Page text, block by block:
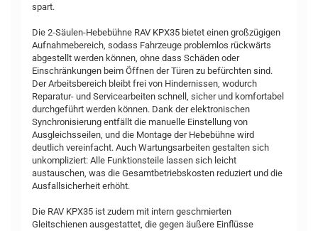
spart.
Die 2-Säulen-Hebebühne RAV KPX35 bietet einen großzügigen
Aufnahmebereich, sodass Fahrzeuge problemlos rückwärts
abgestellt werden können, ohne dass Schäden oder
Einschränkungen beim Öffnen der Türen zu befürchten sind.
Der Arbeitsbereich bleibt frei von Hindernissen, wodurch
Reparatur- und Servicearbeiten schnell, sicher und komfortabel
durchgeführt werden können. Dank der elektronischen
Synchronisierung entfällt die manuelle Einstellung von
Ausgleichsseilen, und die Montage der Hebebühne wird
deutlich vereinfacht. Auch Wartungsarbeiten gestalten sich
unkompliziert: Alle Funktionsteile lassen sich leicht
austauschen, was die Gesamtbetriebskosten reduziert und die
Ausfallsicherheit erhöht.
Die RAV KPX35 ist zudem mit intern geschmierten
Gleitschienen ausgestattet, die gegen äußere Einflüsse